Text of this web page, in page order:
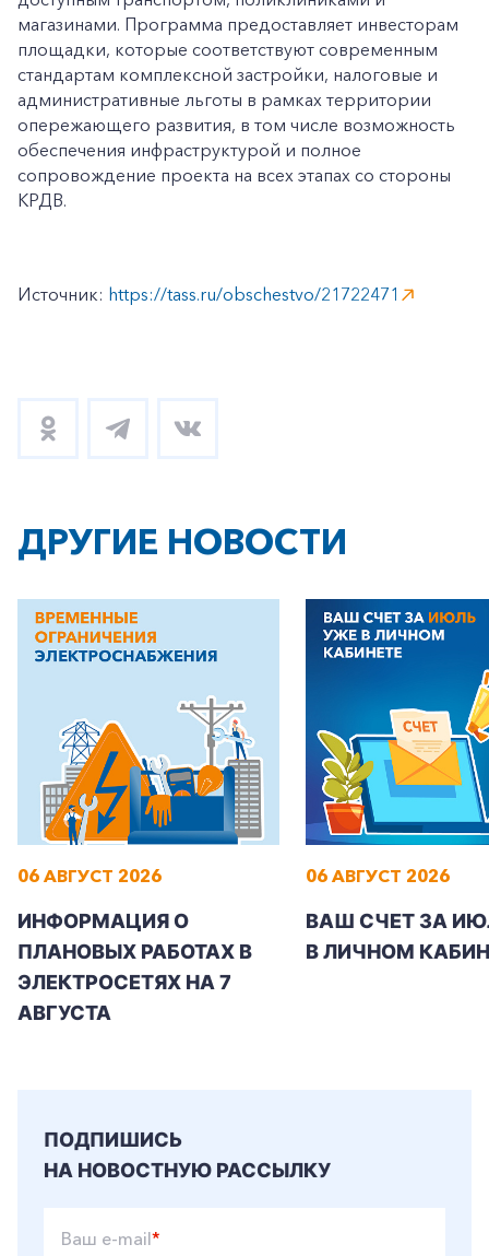
магазинами. Программа предоставляет инвесторам
площадки, которые соответствуют современным
стандартам комплексной застройки, налоговые и
административные льготы в рамках территории
опережающего развития, в том числе возможность
обеспечения инфраструктурой и полное
сопровождение проекта на всех этапах со стороны
КРДВ.
Источник: https://tass.ru/obschestvo/21722471
ДРУГИЕ НОВОСТИ
06 АВГУСТ 2026
ИНФОРМАЦИЯ О
ПЛАНОВЫХ РАБОТАХ В
ЭЛЕКТРОСЕТЯХ НА 7
АВГУСТА
06 АВГУСТ 2026
ВАШ СЧЕТ ЗА
В ЛИЧНОМ
ПОДПИШИСЬ
НА НОВОСТНУЮ РАССЫЛКУ
Ваш e-mail*